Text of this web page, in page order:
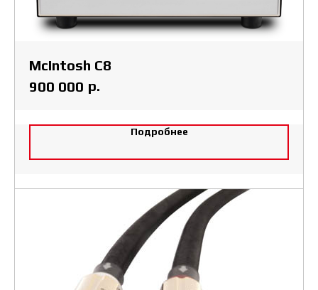
McIntosh C8
900 000 р.
Подробнее